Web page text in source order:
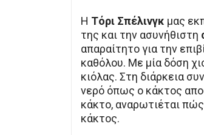
Η Τόρι Σπέλινγκ μας
της και την ασυνήθιστη
απαραίτητο για την
καθόλου. Με μία δόση
κιόλας. Στη διάρκεια
νερό όπως ο κάκτος
κάκτο, αναρωτιέται
κάκτος.